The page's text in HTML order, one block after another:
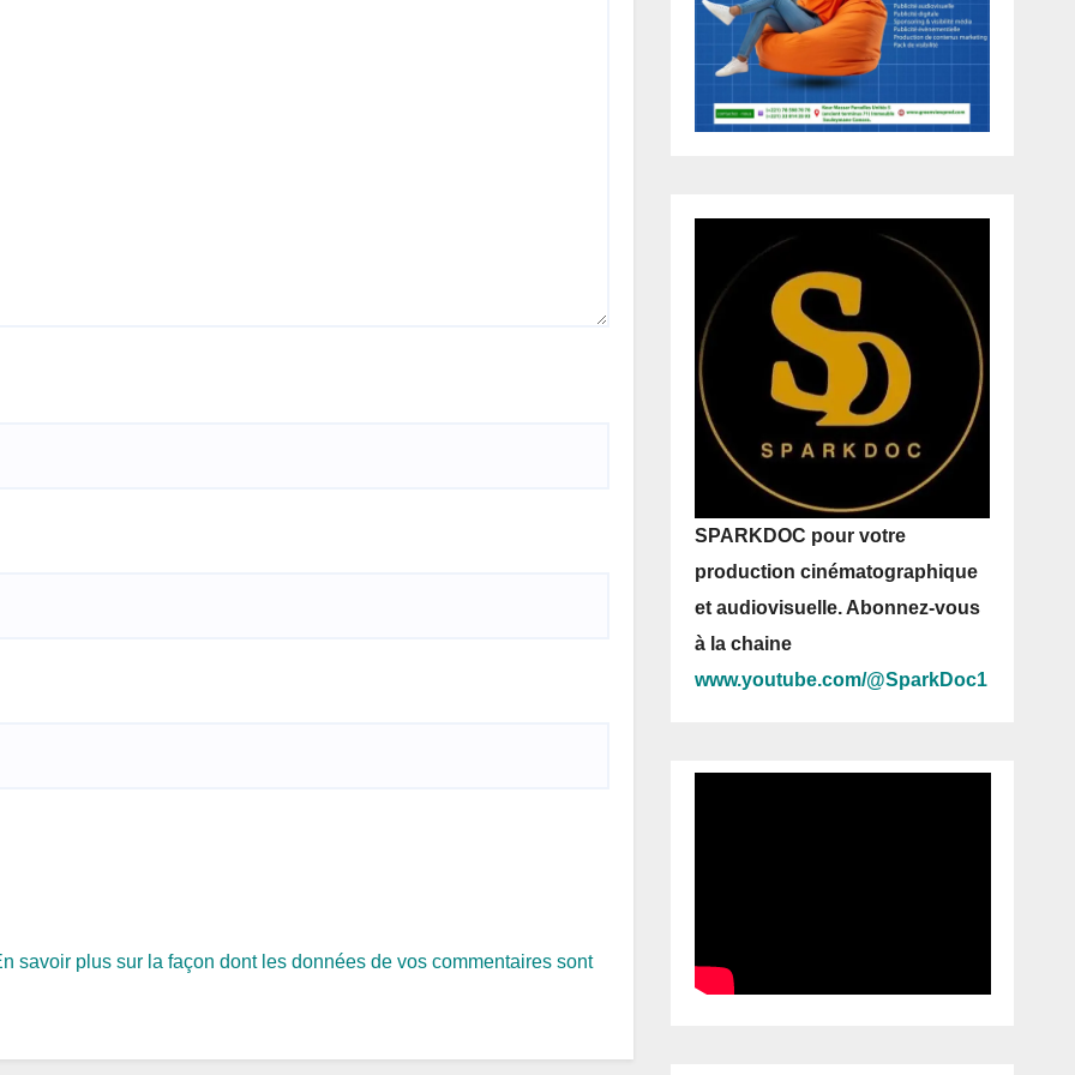
savoir plus sur la façon dont les données de vos commentaires sont
SPARKDOC pour votre
production cinématographique
et audiovisuelle. Abonnez-vous
à la chaine
www.youtube.com/@SparkDoc1